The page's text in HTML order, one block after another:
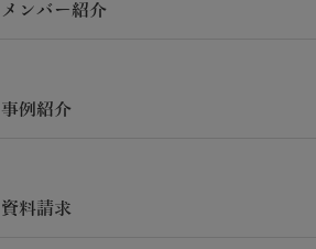
メンバー紹介
事例紹介
資料請求